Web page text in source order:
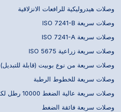
وصلات هيدروليكية للرافعات الانزلاقية
وصلات سريعة ISO 7241-B
وصلات سريعة ISO 7241-A
وصلات سريعة زراعية ISO 5675
وصلات سريعة من نوع بوبيت (قابلة للتبديل)
وصلات سريعة للخطوط الرطبة
وصلات سريعة عالية الضغط 10000 رطل لكل بوصة مربعة
وصلات سريعة فائقة الضغط